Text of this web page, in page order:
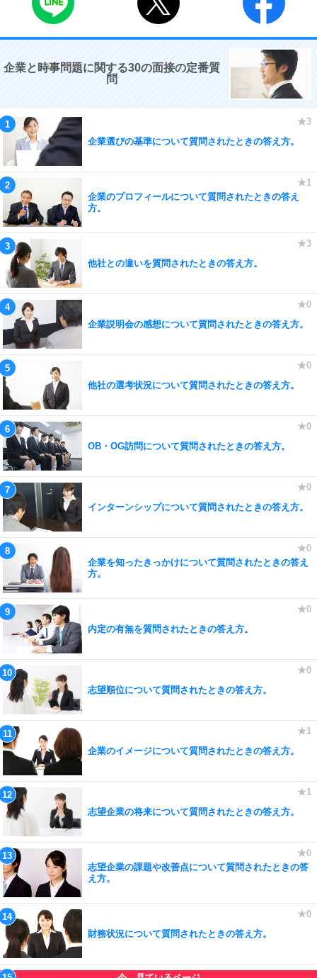
企業と時事問題に関する30の面接の定番質
問
企業選びの基準について質問されたときの答え方。
企業のプロフィールについて質問されたときの答え
方。
他社との違いを質問されたときの答え方。
企業説明会の感想について質問されたときの答え方。
他社の選考状況について質問されたときの答え方。
OB・OG訪問について質問されたときの答え方。
インターンシップについて質問されたときの答え方。
企業を知ったきっかけについて質問されたときの答え
方。
内定の有無を質問されたときの答え方。
志望順位について質問されたときの答え方。
企業のイメージについて質問されたときの答え方。
志望企業の将来について質問されたときの答え方。
志望企業の課題や改善点について質問されたときの答
え方。
財務状況について質問されたときの答え方。